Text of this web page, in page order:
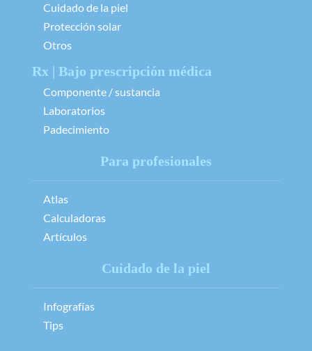
Cuidado de la piel
Protección solar
Otros
Rx | Bajo prescripción médica
Componente / sustancia
Laboratorios
Padecimiento
Para profesionales
Atlas
Calculadoras
Artículos
Cuidado de la piel
Infografías
Tips